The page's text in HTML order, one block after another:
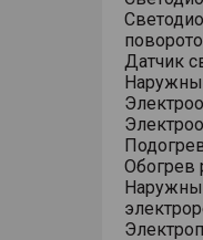
Датчик
Обогрев